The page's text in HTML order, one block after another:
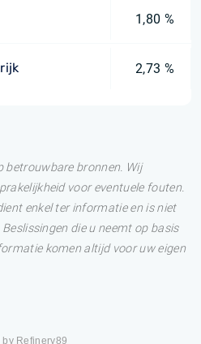
1,80 %
2,73 %
betrouwbare bronnen. Wij
voor eventuele fouten.
enkel ter informatie en is niet
die u neemt op basis
komen altijd voor uw eigen
Refinery89